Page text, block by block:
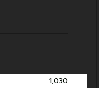
1,030